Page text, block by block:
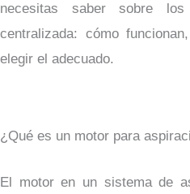
necesitas saber sobre
centralizada: cómo
elegir el adecuado.
¿Qué es un motor para
El motor en un sistema de